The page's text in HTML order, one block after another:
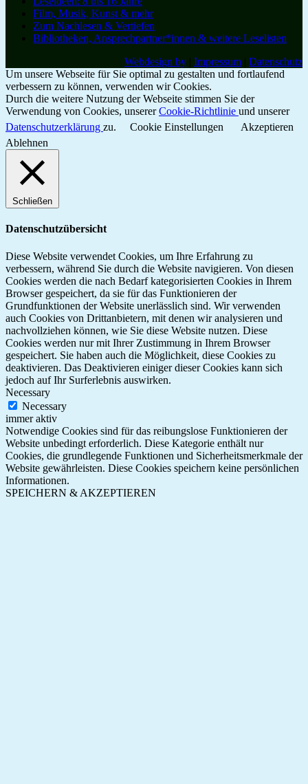
Film, Musik, Kunst & mehr
Zum Nachlesen & Vertiefen
Bibliotheken, Ansprechpartner*innen & weitere Leselisten
Webdesign by
Impressum
Datenschutz
Um unsere Webseite für Sie optimal zu gestalten und fortlaufend
verbessern zu können, verwenden wir Cookies.
Durch die weitere Nutzung der Webseite stimmen Sie der
Verwendung von Cookies, unsererCookie-Richtlinie und unserer
Datenschutzerklärung zu. Cookie Einstellungen
Akzeptieren
Ablehnen
Schließen
Datenschutzübersicht
Diese Website verwendet Cookies, um Ihre Erfahrung zu
verbessern, während Sie durch die Website navigieren. Von diesen
Cookies werden die nach Bedarf kategorisierten Cookies in Ihrem
Browser gespeichert, da sie für das Funktionieren der
Grundfunktionen der Website unerlässlich sind. Wir verwenden
auch Cookies von Drittanbietern, mit denen wir analysieren und
nachvollziehen können, wie Sie diese Website nutzen. Diese
Cookies werden nur mit Ihrer Zustimmung in Ihrem Browser
gespeichert. Sie haben auch die Möglichkeit, diese Cookies zu
deaktivieren. Das Deaktivieren einiger dieser Cookies kann sich
jedoch auf Ihr Surferlebnis auswirken.
Necessary
Necessary
immer aktiv
Notwendige Cookies sind für das reibungslose Funktionieren der
Website unbedingt erforderlich. Diese Kategorie enthält nur
Cookies, die grundlegende Funktionen und Sicherheitsmerkmale der
Website gewährleisten. Diese Cookies speichern keine persönlichen
Informationen.
SPEICHERN & AKZEPTIEREN